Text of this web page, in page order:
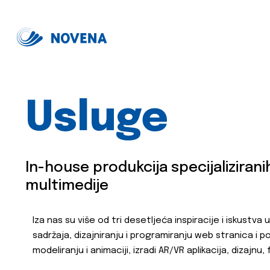
Usluge
In-house produkcija
multimedije
Iza nas su više od tri desetljeća inspiracije i iskustva
sadržaja, dizajniranju i programiranju web stranica i
modeliranju i animaciji, izradi AR/VR aplikacija,